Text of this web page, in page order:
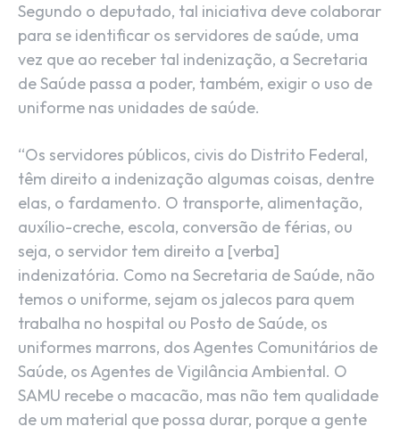
Segundo o deputado, tal iniciativa deve colaborar
para se identificar os servidores de saúde, uma
vez que ao receber tal indenização, a Secretaria
de Saúde passa a poder, também, exigir o uso de
uniforme nas unidades de saúde.
“Os servidores públicos, civis do Distrito Federal,
têm direito a indenização algumas coisas, dentre
elas, o fardamento. O transporte, alimentação,
auxílio-creche, escola, conversão de férias, ou
seja, o servidor tem direito a [verba]
indenizatória. Como na Secretaria de Saúde, não
temos o uniforme, sejam os jalecos para quem
trabalha no hospital ou Posto de Saúde, os
uniformes marrons, dos Agentes Comunitários de
Saúde, os Agentes de Vigilância Ambiental. O
SAMU recebe o macacão, mas não tem qualidade
de um material que possa durar, porque a gente